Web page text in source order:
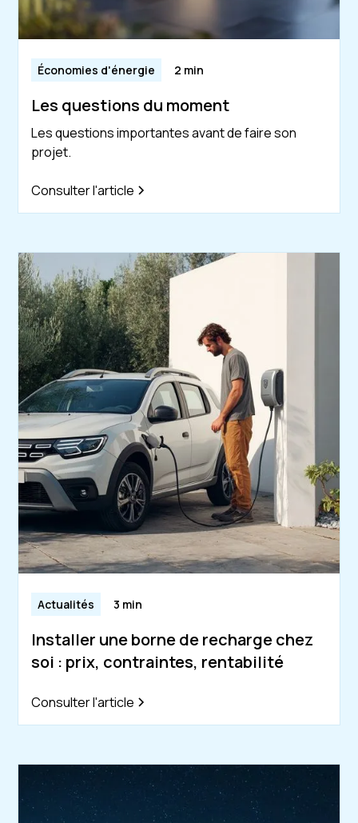
Économies d'énergie 2 min
Les questions du moment
Les questions importantes avant de faire son
projet.
Consulter l'article
Actualités 3 min
Installer une borne de recharge chez
soi : prix, contraintes, rentabilité
Consulter l'article